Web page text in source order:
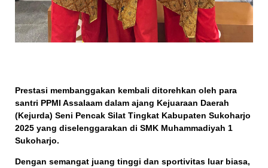
Prestasi membanggakan kembali ditorehkan oleh para
santri PPMI Assalaam dalam ajang Kejuaraan Daerah
(Kejurda) Seni Pencak Silat Tingkat Kabupaten Sukoharjo
2025 yang diselenggarakan di SMK Muhammadiyah 1
Sukoharjo.
Dengan semangat juang tinggi dan sportivitas luar biasa,